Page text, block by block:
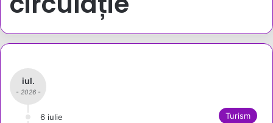
iul.
- 2026 -
6 iulie Turism